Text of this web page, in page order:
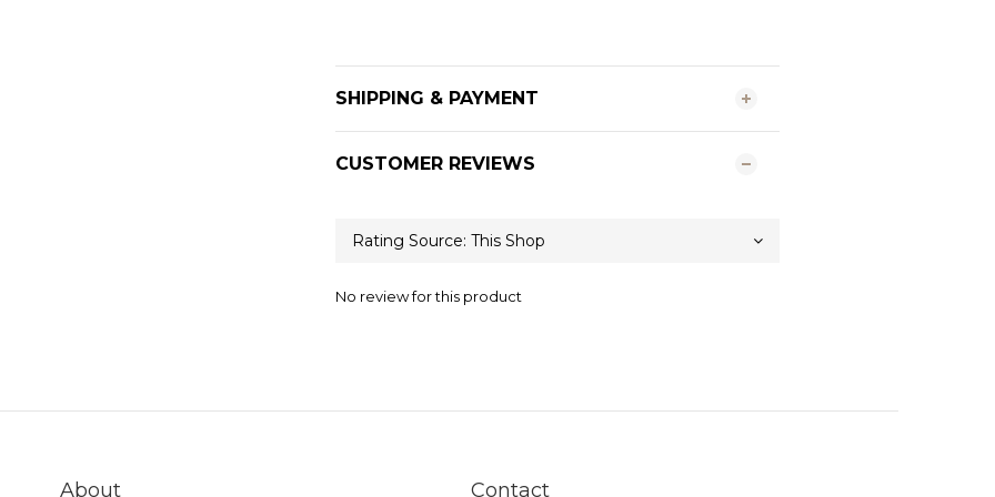
SHIPPING & PAYMENT
CUSTOMER REVIEWS
No review for this product
About Contact